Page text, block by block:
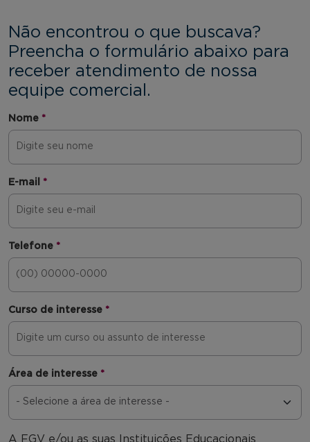
Não encontrou o que buscava?
Preencha o formulário abaixo para
receber atendimento de nossa
equipe comercial.
Nome *
E-mail *
Telefone *
Curso de interesse *
Área de interesse *
A FGV e/ou as suas Instituições Educacionais